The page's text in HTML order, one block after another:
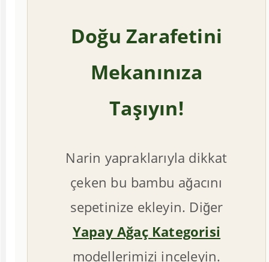
Doğu Zarafetini
Mekanınıza
Taşıyın!
Narin yapraklarıyla dikkat
çeken bu bambu ağacını
sepetinize ekleyin. Diğer
Yapay Ağaç Kategorisi
modellerimizi inceleyin.